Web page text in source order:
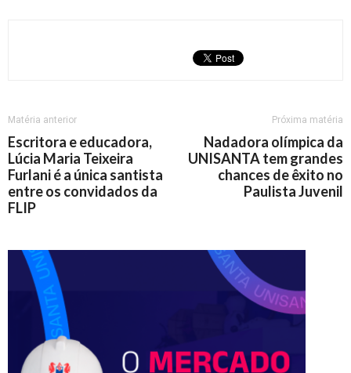
Matéria anterior
Escritora e educadora,
Lúcia Maria Teixeira
Furlani é a única santista
entre os convidados da
FLIP
Próxima matéria
Nadadora olímpica da
UNISANTA tem grandes
chances de êxito no
Paulista Juvenil